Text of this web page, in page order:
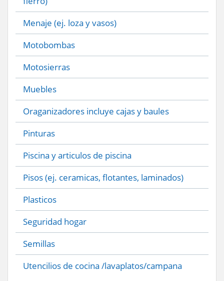
Menaje (ej. loza y vasos)
Motobombas
Motosierras
Muebles
Oraganizadores incluye cajas y baules
Pinturas
Piscina y articulos de piscina
Pisos (ej. ceramicas, flotantes, laminados)
Plasticos
Seguridad hogar
Semillas
Utencilios de cocina /lavaplatos/campana